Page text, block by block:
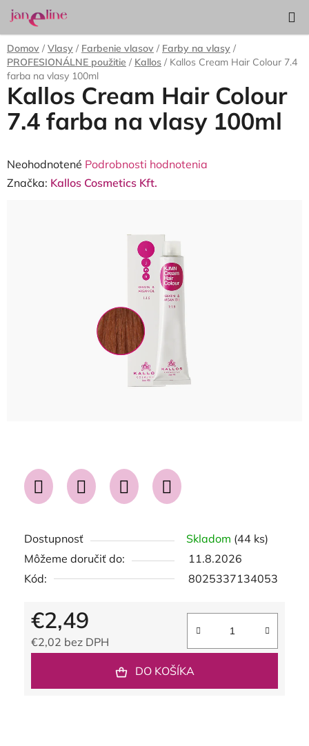
Prejsť
na
obsah
KOŠÍK
Domov / Vlasy / Farbenie vlasov / Farby na vlasy /
PROFESIONÁLNE použitie / Kallos / Kallos Cream Hair Colour 7.4
farba na vlasy 100ml
Dostupnosť Skladom (44 ks)
Môžeme doručiť do:
11.8.2026
Kód:
8025337134053
€2,49
€2,02 bez DPH
DO KOŠÍKA
Kallos Cream Hair Colour
7.4 farba na vlasy 100ml
Priemerné
hodnotenie
Neohodnotené Podrobnosti hodnotenia
Značka: Kallos Cosmetics Kft.